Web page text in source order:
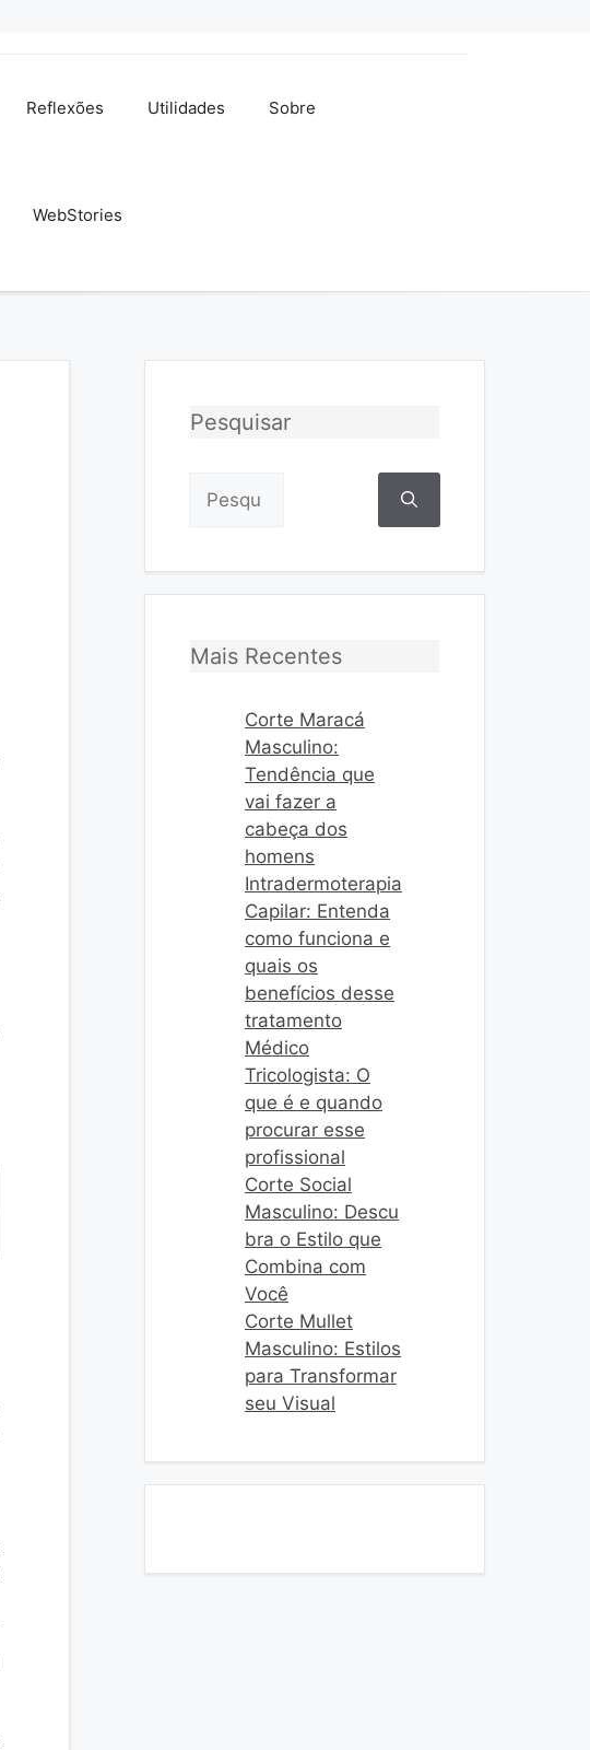
Reflexões Utilidades Sobre
WebStories
Pesquisar
por:
Mais Recentes
Corte Maracá
Masculino:
Tendência que
vai fazer a
cabeça dos
homens
Intradermoterapia
Capilar: Entenda
como funciona e
quais os
benefícios desse
tratamento
Médico
Tricologista: O
que é e quando
procurar esse
profissional
Corte Social
Masculino: Descu
bra o Estilo que
Combina com
Você
Corte Mullet
Masculino: Estilos
para Transformar
seu Visual